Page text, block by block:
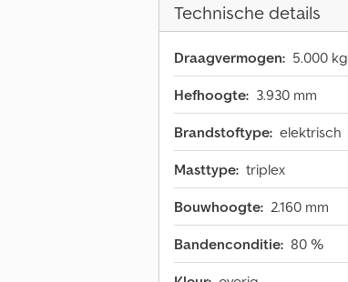
Technische details
Draagvermogen: 5.000 kg
Hefhoogte: 3.930 mm
Brandstoftype: elektrisch
Masttype: triplex
Bouwhoogte: 2.160 mm
Bandenconditie: 80 %